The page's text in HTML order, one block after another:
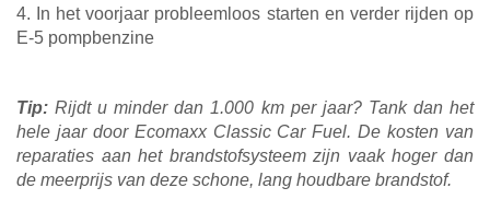
4. In het voorjaar probleemloos starten en verder rijden op
E-5 pompbenzine
Tip: Rijdt u minder dan 1.000 km per jaar? Tank dan het
hele jaar door Ecomaxx Classic Car Fuel. De kosten van
reparaties aan het brandstofsysteem zijn vaak hoger dan
de meerprijs van deze schone, lang houdbare brandstof.